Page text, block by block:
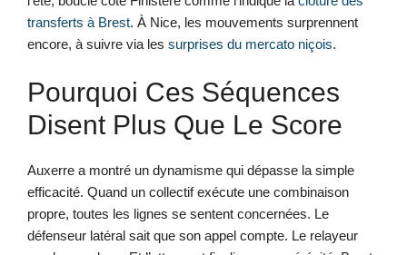
transferts à Brest. À Nice, les mouvements surprennent
encore, à suivre via les surprises du mercato niçois.
Pourquoi Ces Séquences
Disent Plus Que Le Score
Auxerre a montré un dynamisme qui dépasse la simple
efficacité. Quand un collectif exécute une combinaison
propre, toutes les lignes se sentent concernées. Le
défenseur latéral sait que son appel compte. Le relayeur